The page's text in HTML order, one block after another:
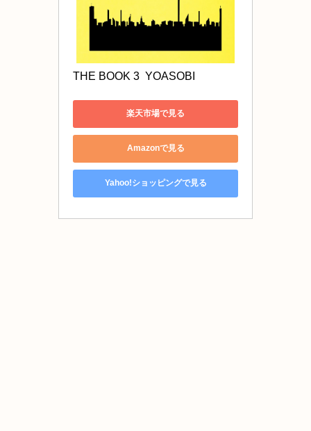
THE BOOK 3  YOASOBI
楽天市場で見る
Amazonで見る
Yahoo!ショッピングで見る